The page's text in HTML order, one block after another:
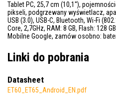
Tablet PC, 25,7 cm (10,1''),
pikseli, podgrzewany wyświetlacz,
USB (3.0), USB-C, Bluetooth, Wi-Fi
Core, 2,7GHz, RAM: 8 GB, Flash: 128
Mobilne Google, zamów osobno:
Linki do pobrania
Datasheet
ET60_ET65_Android_EN.pdf